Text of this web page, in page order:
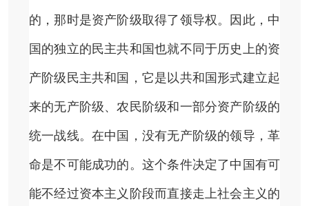
的，那时是资产阶级取得了领导权。因此，中
国的独立的民主共和国也就不同于历史上的资
产阶级民主共和国，它是以共和国形式建立起
来的无产阶级、农民阶级和一部分资产阶级的
统一战线。在中国，没有无产阶级的领导，革
命是不可能成功的。这个条件决定了中国有可
能不经过资本主义阶段而直接走上社会主义的